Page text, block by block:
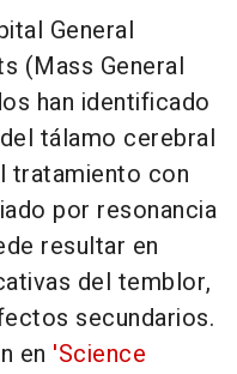
General
(Mass General
han identificado
tálamo cerebral
tratamiento con
por resonancia
resultar en
del temblor,
secundarios.
en 'Science